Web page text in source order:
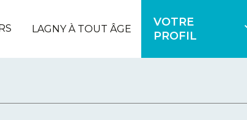
LAGNY À TOUT ÂGE
VOTRE
PROFIL